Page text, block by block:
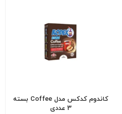
کاندوم کدکس مدل Coffee بسته
3 عددی